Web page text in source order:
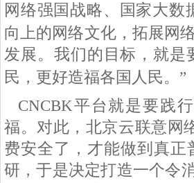
网络强国战略、国家大数
向上的网络文化，拓展网
发展。我们的目标，就
民，更好造福各国人民。”
CNCBK平台就是要践
福。对此，北京云联意网
费安全了，才能做到真正
研，于是决定打造一个令